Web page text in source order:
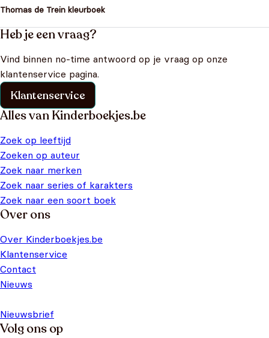
Thomas de Trein kleurboek
Heb je een vraag?
Vind binnen no-time antwoord op je vraag op onze
klantenservice pagina.
Klantenservice
Alles van Kinderboekjes.be
Zoek op leeftijd
Zoeken op auteur
Zoek naar merken
Zoek naar series of karakters
Zoek naar een soort boek
Over ons
Over Kinderboekjes.be
Klantenservice
Contact
Nieuws
Nieuwsbrief
Volg ons op